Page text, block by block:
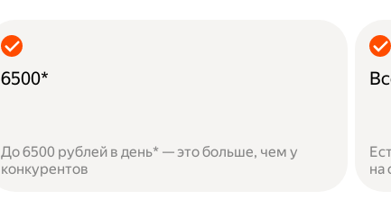
6500*
До 6500 рублей в день* — это больше, чем у
конкурентов
на